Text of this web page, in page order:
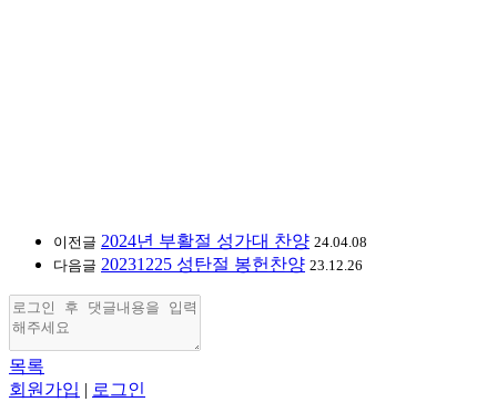
이전글 2024년 부활절 성가대 찬양 24.04.08
다음글 20231225 성탄절 봉헌찬양 23.12.26
목록
회원가입 | 로그인